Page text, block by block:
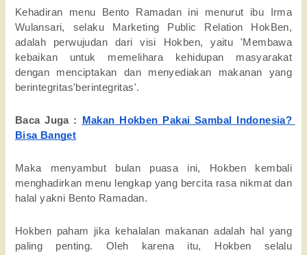
Kehadiran menu Bento Ramadan ini menurut ibu Irma
Wulansari, selaku Marketing Public Relation HokBen,
adalah perwujudan dari visi Hokben, yaitu 'Membawa
kebaikan untuk memelihara kehidupan masyarakat
dengan menciptakan dan menyediakan makanan yang
berintegritas'berintegritas'.
Baca Juga :
Makan Hokben Pakai Sambal Indonesia?
Bisa Banget
Maka menyambut bulan puasa ini, Hokben kembali
menghadirkan menu lengkap yang bercita rasa nikmat dan
halal yakni Bento Ramadan.
Hokben paham jika kehalalan makanan adalah hal yang
paling penting. Oleh karena itu, Hokben selalu